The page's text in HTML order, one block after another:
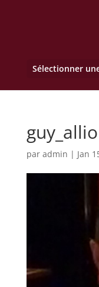
Sélectionner
guy_allio
par admin | Jan